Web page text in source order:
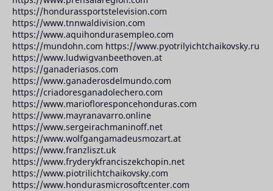
https://hondurassportstelevision.com
https://www.tnnwaldivision.com
https://www.aquihondurasempleo.com
https://mundohn.com https://www.pyotrilyichtchaikovsky.ru
https://www.ludwigvanbeethoven.at
https://ganaderiasos.com
https://www.ganaderosdelmundo.com
https://criadoresganadolechero.com
https://www.mariofloresponcehonduras.com
https://www.mayranavarro.online
https://www.sergeirachmaninoff.net
https://www.wolfgangamadeusmozart.at
https://www.franzliszt.uk
https://www.fryderykfranciszekchopin.net
https://www.piotrilichtchaikovsky.com
https://www.hondurasmicrosoftcenter.com